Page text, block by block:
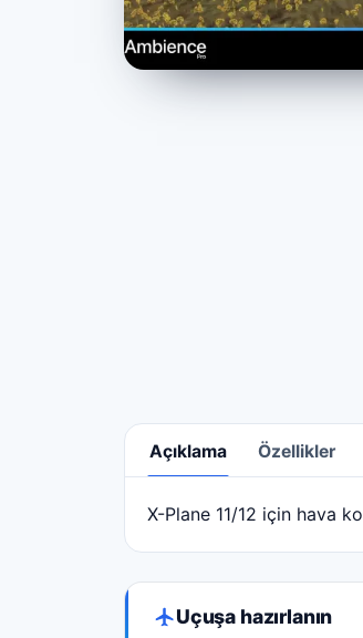
Açıklama Özellikler
Açıklama
X-Plane 11/12 için hava
Uçuşa hazırlanın